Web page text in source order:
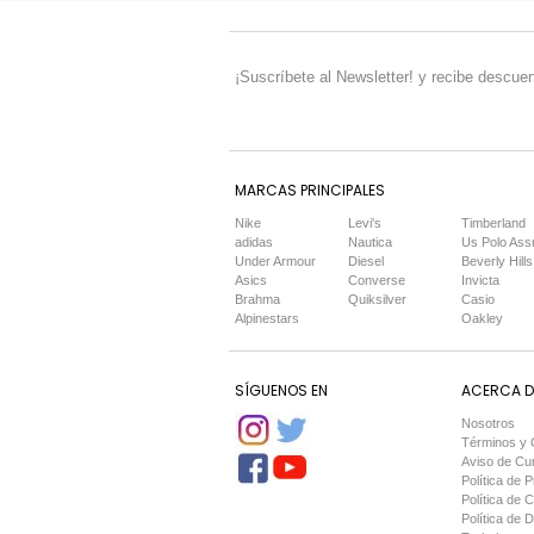
¡Suscríbete al Newsletter! y recibe
MARCAS PRINCIPALES
Nike
adidas
Under Armour
Asics
Brahma
Alpinestars
Levi's
Nautica
Diesel
Converse
Quiksilver
Timberland
Us Polo
Beverly Hills
Invicta
Casio
Oakley
SÍGUENOS EN ACERCA
Nosotros
Términos y
Aviso de
Política de
Política de
Política de